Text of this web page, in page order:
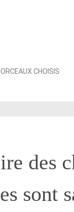
CHOISIS
des
sont